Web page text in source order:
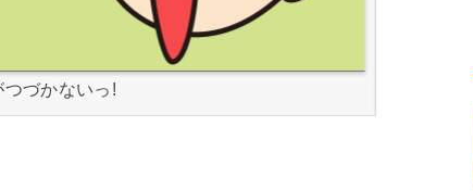
つづかないっ!